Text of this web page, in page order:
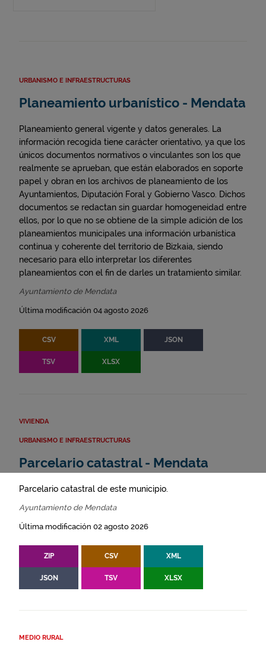
URBANISMO E INFRAESTRUCTURAS
Planeamiento urbanístico - Mendata
Planeamiento general vigente y datos generales. La
información recogida tiene carácter orientativo, ya que los
únicos documentos normativos o vinculantes son los que
realmente se aprueban, que están elaborados en soporte
papel y obran en los archivos de planeamiento de los
Ayuntamientos, Diputación Foral y Gobierno Vasco. Dichos
documentos se redactan sin guardar homogeneidad entre
ellos, por lo que no se obtiene de la simple adición de los
planeamientos municipales una información urbanística
continua y coherente del territorio de Bizkaia, siendo
necesario para ello interpretar los diferentes
planeamientos con el fin de darles un tratamiento similar.
Ayuntamiento de Mendata
Última modificación 04 agosto 2026
CSV XML JSON
TSV XLSX
VIVIENDA
URBANISMO E INFRAESTRUCTURAS
Parcelario catastral - Mendata
Parcelario catastral de este municipio.
Ayuntamiento de Mendata
Última modificación 02 agosto 2026
ZIP CSV XML
JSON TSV XLSX
MEDIO RURAL